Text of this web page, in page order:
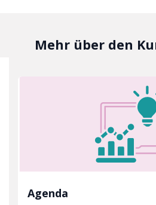
Mehr über den
Agenda